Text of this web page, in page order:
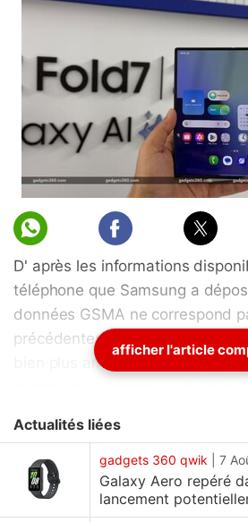
D' après les informations
téléphone que Samsung a
données GSMA ne correspond
précédentes . Cette fiche
bien plus ambitieux à la gamme
code surprenant laissent penser
pourrait envisager une nouvelle
série Galaxy Z Fold en 2026.
informations , l' entreprise
afficher l'article
Actualités liées
gadgets 360 qwik 7
Galaxy Aero repéré
lancement